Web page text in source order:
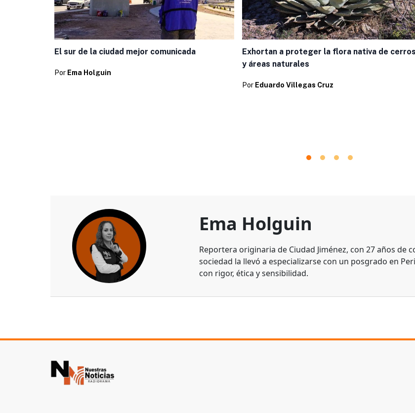
El sur de la ciudad mejor comunicada
Por Ema Holguin
Exhortan a proteger la flora nativa de cerros
y áreas naturales
Por Eduardo Villegas Cruz
Ema Holguin
Reportera originaria de Ciudad Jiménez, con 27 años de
sociedad la llevó a especializarse con un posgrado en
con rigor, ética y sensibilidad.